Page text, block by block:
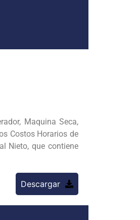
Maquina Seca,
Costos Horarios de
Nieto, que contiene
Descargar